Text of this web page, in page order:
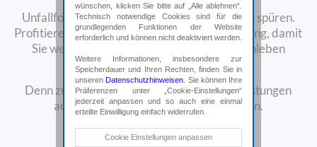
Unfallfolgen sind oft ein ganzes Leben lang zu spüren.
Profitieren auch Sie von einer Unfallversicherung, damit
Sie weiterhin unbeschwert in den Tag hineinleben
können.
Denn zusätzliche Sorgen um finanzielle Belastungen
aufgrund eines Unfalls müssen nicht sein.
Online abschließen*
wünschen, klicken Sie bitte auf „Alle ablehnen“.
Technisch notwendige Cookies sind für die
grundlegenden Funktionen der Website
erforderlich und können nicht deaktiviert werden.
Weitere Informationen, insbesondere zur
Speicherdauer und Ihren Rechten, finden Sie in
unserenDatenschutzhinweisen . Sie können Ihre
Präferenzen unter „Cookie-Einstellungen“
jederzeit anpassen und so auch eine einmal
erteilte Einwilligung einfach widerrufen.
Technische Cookies
Cookie Einstellungen anpassen